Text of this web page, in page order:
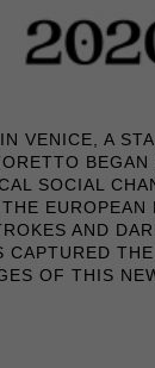
VENICE, A
BEGAN
SOCIAL
EUROPEAN
AND
CAPTURED
OF THIS
um Erlaubnis
und andere
ihnen sind
finden Sie in
.
Übersicht über
zu ganzen
anzeigen